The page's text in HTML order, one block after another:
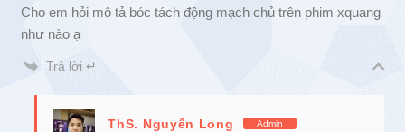
Cho em hỏi mô tả bóc tách động mạch chủ trên phim xquang
như nào ạ
Trả lời ↵
ThS. Nguyễn Long Admin